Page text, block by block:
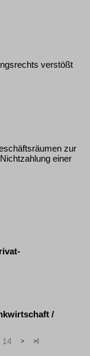
verstößt
zur
einer
/
14 > »